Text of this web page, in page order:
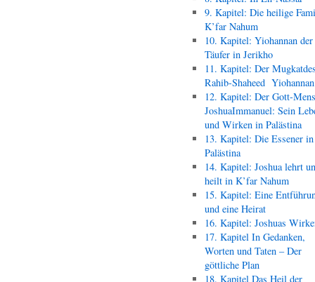
9. Kapitel: Die heilige
K’far Nahum
10. Kapitel: Yiohannan der
Täufer in Jerikho
11. Kapitel: Der
Rahib-Shaheed
12. Kapitel: Der Gott-
JoshuaImmanuel: Sein
und Wirken in Palästina
13. Kapitel: Die Essener in
Palästina
14. Kapitel: Joshua lehrt
heilt in K’far Nahum
15. Kapitel: Eine
und eine Heirat
16. Kapitel: Joshuas
17. Kapitel In Gedanken,
Worten und Taten – Der
göttliche Plan
18. Kapitel Das Heil der